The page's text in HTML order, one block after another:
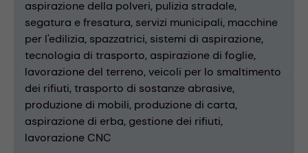
aspirazione della polveri pulizia stradale
segatura e fresatura servizi municipali macchine
per l'edilizia spazzatrici sistemi di aspirazione
tecnologia di trasporto aspirazione di foglie
lavorazione del terreno veicoli per lo smaltimento
dei rifiuti trasporto di sostanze abrasive
produzione di mobili produzione di carta
aspirazione di erba gestione dei rifiuti
lavorazione CNC